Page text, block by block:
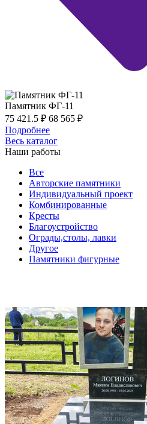
Памятник ФГ-11
75 421.5 ₽ 68 565 ₽
Подробнее
Весь каталог
Наши работы
Все
Авторские памятники
Индивидуальный проект
Комбинированные
Кресты
Благоустройство
Ограды,столы, лавки
Другое
Памятники фигурные